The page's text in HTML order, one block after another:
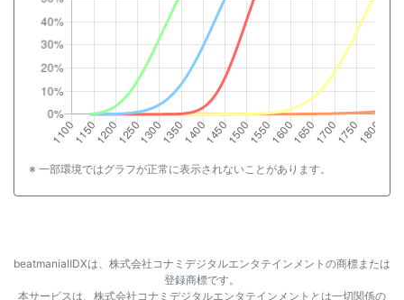
※ 一部環境ではグラフが正常に表示されないことがあります。
beatmaniaⅡDXは、株式会社コナミデジタルエンタテインメントの商標または
登録商標です。
本サービスは、株式会社コナミデジタルエンタテインメントとは一切関係の